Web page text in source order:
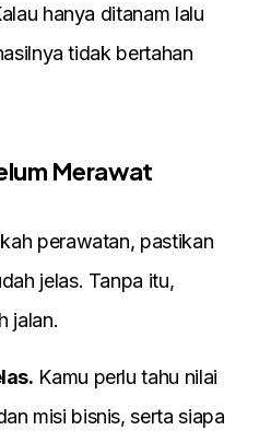
hanya ditanam lalu
tidak bertahan
Merawat
perawatan, pastikan
jelas. Tanpa itu,
jalan.
Kamu perlu tahu nilai
misi bisnis, serta siapa